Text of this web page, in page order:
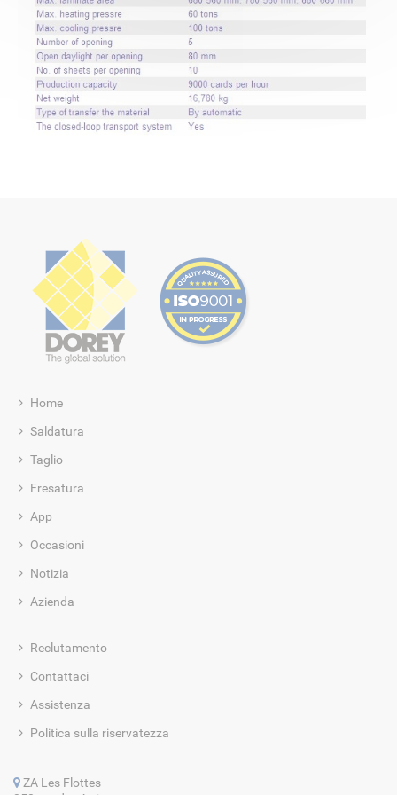
Home
Saldatura
Taglio
Fresatura
App
Occasioni
Notizia
Azienda
Reclutamento
Contattaci
Assistenza
Politica sulla riservatezza
ZA Les Flottes